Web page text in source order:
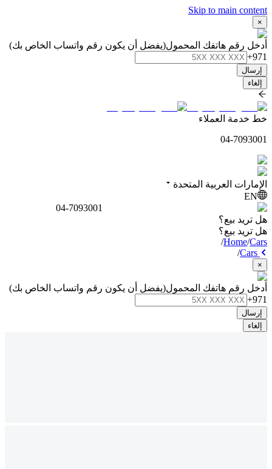
Skip to main content
×
أدخل رقم هاتفك المحمول(يفضل أن يكون رقم واتساب الخاص بك)
+971
إرسال
إلغاء
خط خدمة العملاء
04-7093001
الإمارات العربية المتحدة
EN
04-7093001
هل تريد بيع؟
هل تريد بيع؟
Home/Cars
/
/
×
أدخل رقم هاتفك المحمول(يفضل أن يكون رقم واتساب الخاص بك)
+971
إرسال
إلغاء